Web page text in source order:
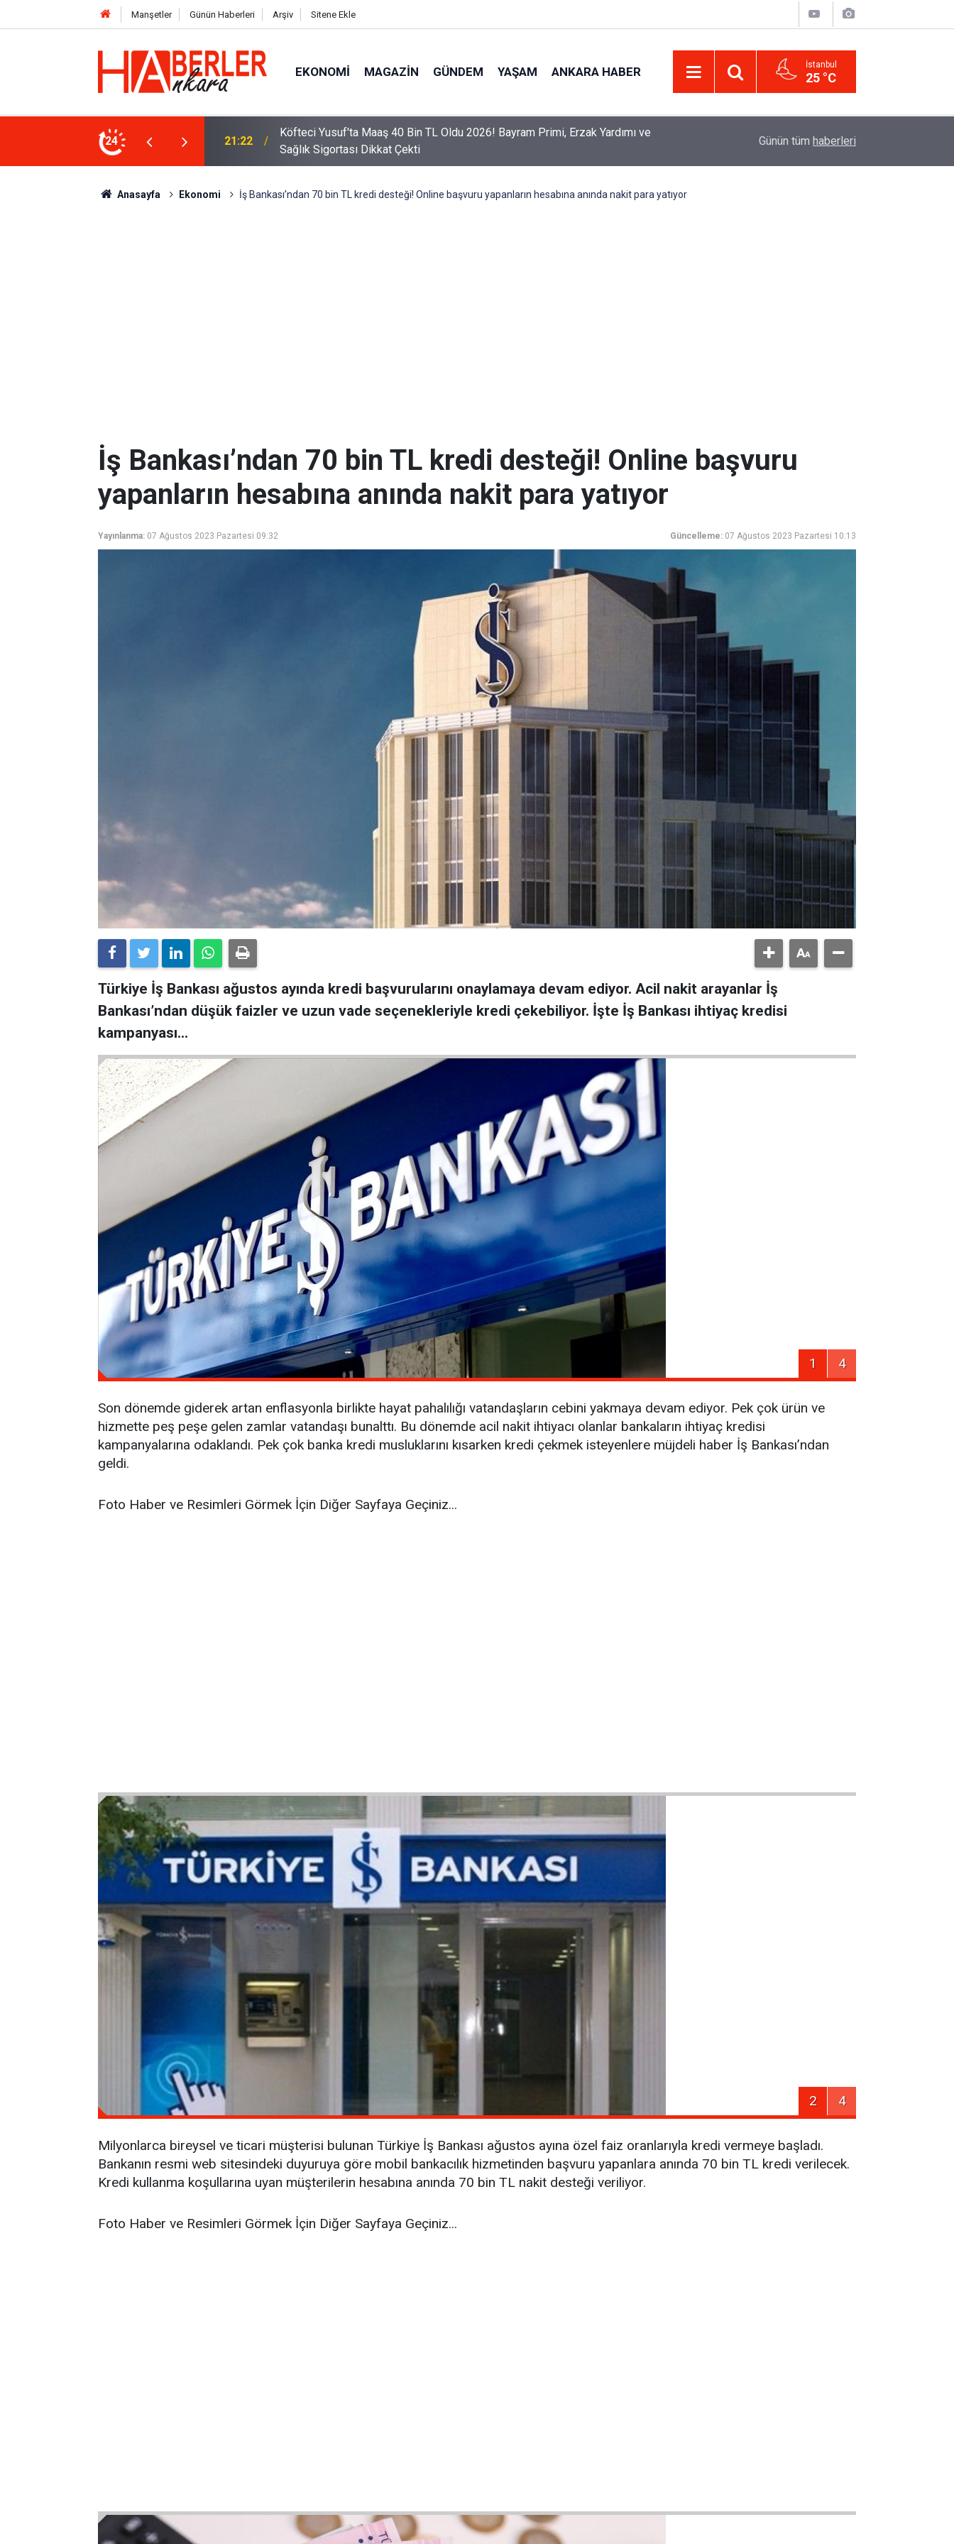
Manşetler Günün Haberleri Arşiv Sitene Ekle
EKONOMI MAGAZIN GÜNDEM YAŞAM ANKARA HABER İstanbul
25 °C
24
2026! Bayram Primi, Erzak Yardımı ve
12:33 Sürücüler Dikkat! Yeni Dönemde 3 İhlal Ehliyet İptaline Neden Olacak
Uzadı, Ödeme Kuralları Değişti
Günün tüm haberleri
Anasayfa Ekonomi İş Bankası’ndan 70 bin TL kredi desteği! Online başvuru yapanların hesabına anında nakit para yatıyor
İş Bankası’ndan 70 bin TL kredi desteği! Online başvuru
yapanların hesabına anında nakit para yatıyor
Yayınlanma: 07 Ağustos 2023 Pazartesi 09:32 Güncelleme: 07 Ağustos 2023 Pazartesi 10:13
Türkiye İş Bankası ağustos ayında kredi başvurularını onaylamaya devam ediyor. Acil nakit arayanlar İş
Bankası’ndan düşük faizler ve uzun vade seçenekleriyle kredi çekebiliyor. İşte İş Bankası ihtiyaç kredisi
kampanyası…
1 4
Son dönemde giderek artan enflasyonla birlikte hayat pahalılığı vatandaşların cebini yakmaya devam ediyor. Pek çok ürün ve
hizmette peş peşe gelen zamlar vatandaşı bunalttı. Bu dönemde acil nakit ihtiyacı olanlar bankaların ihtiyaç kredisi
kampanyalarına odaklandı. Pek çok banka kredi musluklarını kısarken kredi çekmek isteyenlere müjdeli haber İş Bankası’ndan
geldi.
Foto Haber ve Resimleri Görmek İçin Diğer Sayfaya Geçiniz...
2 4
Milyonlarca bireysel ve ticari müşterisi bulunan Türkiye İş Bankası ağustos ayına özel faiz oranlarıyla kredi vermeye başladı.
Bankanın resmi web sitesindeki duyuruya göre mobil bankacılık hizmetinden başvuru yapanlara anında 70 bin TL kredi verilecek.
Kredi kullanma koşullarına uyan müşterilerin hesabına anında 70 bin TL nakit desteği veriliyor.
Foto Haber ve Resimleri Görmek İçin Diğer Sayfaya Geçiniz...